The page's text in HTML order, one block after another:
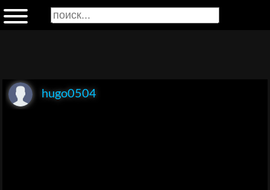
hugo0504